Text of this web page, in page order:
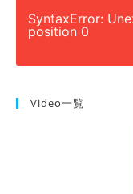
SyntaxError:
position 0
Video一覧